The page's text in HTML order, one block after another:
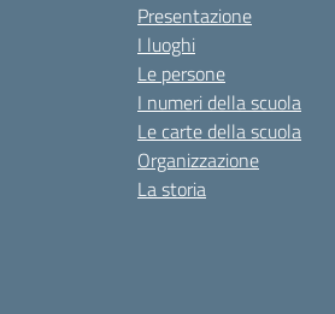
Presentazione
I luoghi
Le persone
I numeri della scuola
Le carte della scuola
Organizzazione
La storia